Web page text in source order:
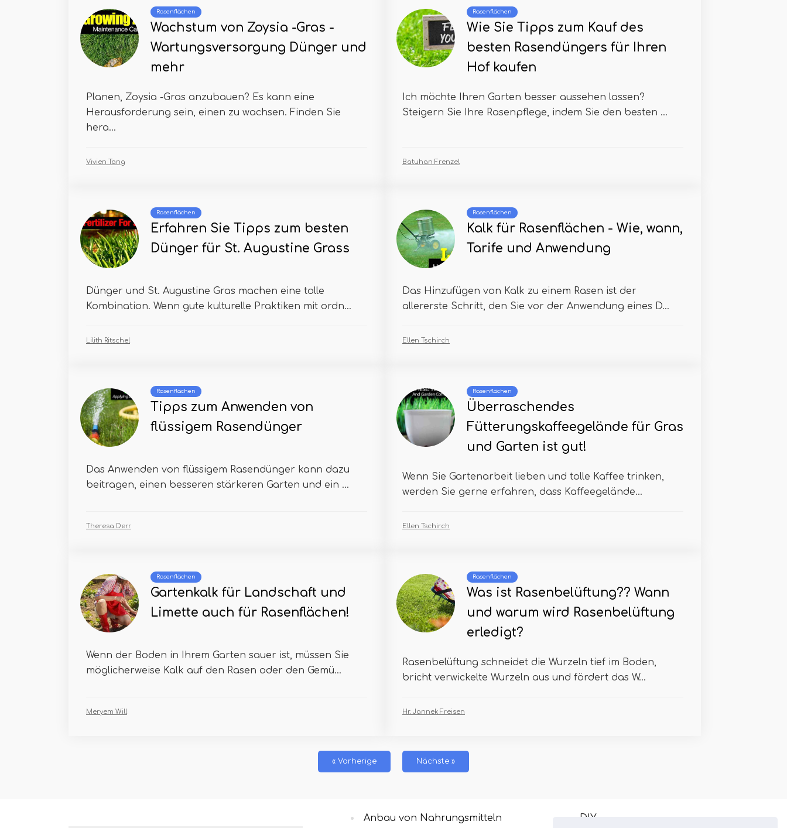
Rasenflächen
Wachstum von Zoysia -Gras -
Wartungsversorgung Dünger und
mehr
Planen, Zoysia -Gras anzubauen? Es kann eine
Herausforderung sein, einen zu wachsen. Finden Sie
hera...
Vivien Tang
Rasenflächen
Wie Sie Tipps zum Kauf des
besten Rasendüngers für Ihren
Hof kaufen
Ich möchte Ihren Garten besser aussehen lassen?
Steigern Sie Ihre Rasenpflege, indem Sie den besten ...
Batuhan Frenzel
Rasenflächen
Erfahren Sie Tipps zum besten
Dünger für St. Augustine Grass
Dünger und St. Augustine Gras machen eine tolle
Kombination. Wenn gute kulturelle Praktiken mit ordn...
Lilith Ritschel
Rasenflächen
Kalk für Rasenflächen - Wie, wann,
Tarife und Anwendung
Das Hinzufügen von Kalk zu einem Rasen ist der
allererste Schritt, den Sie vor der Anwendung eines D...
Ellen Tschirch
Rasenflächen
Tipps zum Anwenden von
flüssigem Rasendünger
Das Anwenden von flüssigem Rasendünger kann dazu
beitragen, einen besseren stärkeren Garten und ein ...
Theresa Derr
Rasenflächen
Überraschendes
Fütterungskaffeegelände für Gras
und Garten ist gut!
Wenn Sie Gartenarbeit lieben und tolle Kaffee trinken,
werden Sie gerne erfahren, dass Kaffeegelände...
Ellen Tschirch
Rasenflächen
Gartenkalk für Landschaft und
Limette auch für Rasenflächen!
Wenn der Boden in Ihrem Garten sauer ist, müssen Sie
möglicherweise Kalk auf den Rasen oder den Gemü...
Meryem Will
Rasenflächen
Was ist Rasenbelüftung?? Wann
und warum wird Rasenbelüftung
erledigt?
Rasenbelüftung schneidet die Wurzeln tief im Boden,
bricht verwickelte Wurzeln aus und fördert das W...
Hr. Jannek Freisen
« Vorherige Nächste »
Anbau von Nahrungsmitteln DIY